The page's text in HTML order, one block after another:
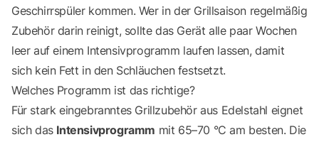
Geschirrspüler kommen. Wer in der Grillsaison regelmäßig
Zubehör darin reinigt, sollte das Gerät alle paar Wochen
leer auf einem Intensivprogramm laufen lassen, damit
sich kein Fett in den Schläuchen festsetzt.
Welches Programm ist das richtige?
Für stark eingebranntes Grillzubehör aus Edelstahl eignet
sich das Intensivprogramm mit 65–70 °C am besten. Die